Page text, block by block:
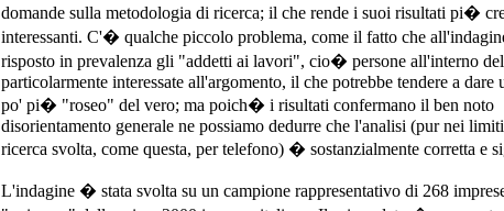
domande sulla metodologia di ricerca; il che rende i suoi risultati pi�
interessanti. C'� qualche piccolo problema, come il fatto che
risposto in prevalenza gli "addetti ai lavori", cio� persone all'interno
particolarmente interessate all'argomento, il che potrebbe tendere a dare
po' pi� "roseo" del vero; ma poich� i risultati confermano il ben noto
disorientamento generale ne possiamo dedurre che l'analisi (pur nei
ricerca svolta, come questa, per telefono) � sostanzialmente corretta e
L'indagine � stata svolta su un campione rappresentativo di 268